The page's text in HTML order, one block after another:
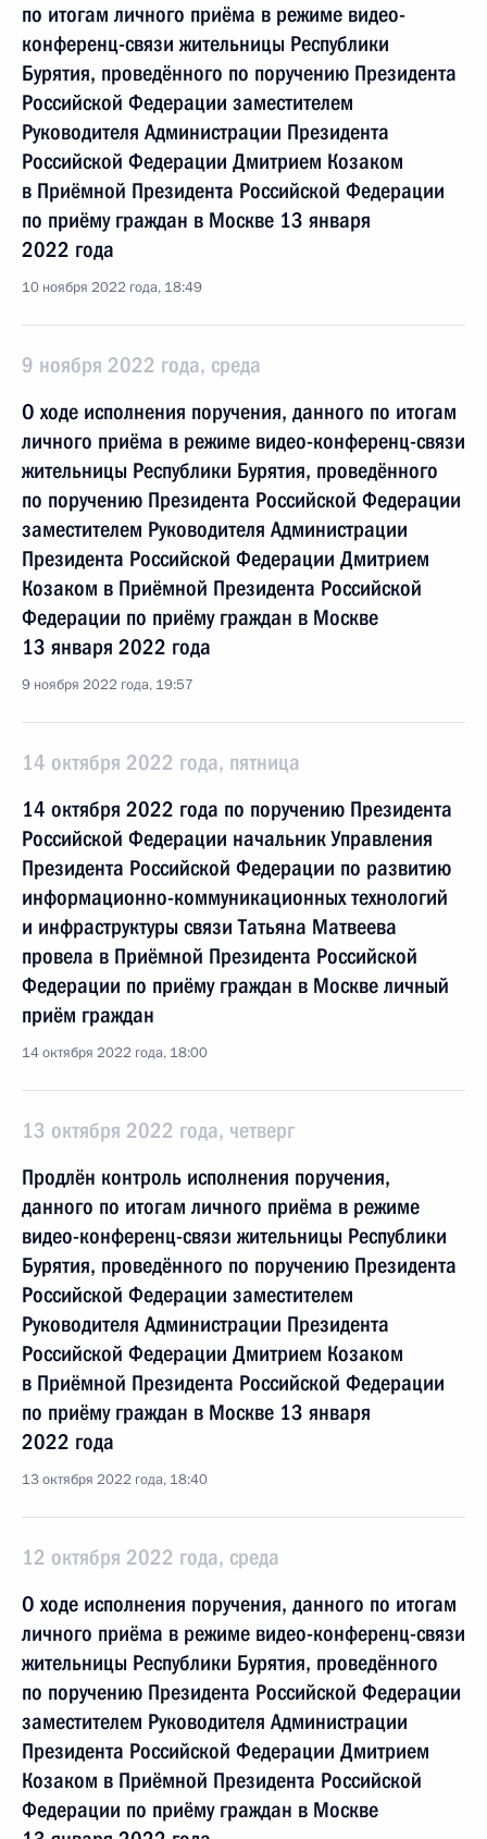
по итогам личного приёма в режиме видео-
конференц-связи жительницы Республики
Бурятия, проведённого по поручению Президента
Российской Федерации заместителем
Руководителя Администрации Президента
Российской Федерации Дмитрием Козаком
в Приёмной Президента Российской Федерации
по приёму граждан в Москве 13 января
2022 года
10 ноября 2022 года, 18:49
9 ноября 2022 года, среда
О ходе исполнения поручения, данного по итогам
личного приёма в режиме видео-конференц-связи
жительницы Республики Бурятия, проведённого
по поручению Президента Российской Федерации
заместителем Руководителя Администрации
Президента Российской Федерации Дмитрием
Козаком в Приёмной Президента Российской
Федерации по приёму граждан в Москве
13 января 2022 года
9 ноября 2022 года, 19:57
14 октября 2022 года, пятница
14 октября 2022 года по поручению Президента
Российской Федерации начальник Управления
Президента Российской Федерации по развитию
информационно-коммуникационных технологий
и инфраструктуры связи Татьяна Матвеева
провела в Приёмной Президента Российской
Федерации по приёму граждан в Москве личный
приём граждан
14 октября 2022 года, 18:00
13 октября 2022 года, четверг
Продлён контроль исполнения поручения,
данного по итогам личного приёма в режиме
видео-конференц-связи жительницы Республики
Бурятия, проведённого по поручению Президента
Российской Федерации заместителем
Руководителя Администрации Президента
Российской Федерации Дмитрием Козаком
в Приёмной Президента Российской Федерации
по приёму граждан в Москве 13 января
2022 года
13 октября 2022 года, 18:40
12 октября 2022 года, среда
О ходе исполнения поручения, данного по итогам
личного приёма в режиме видео-конференц-связи
жительницы Республики Бурятия, проведённого
по поручению Президента Российской Федерации
заместителем Руководителя Администрации
Президента Российской Федерации Дмитрием
Козаком в Приёмной Президента Российской
Федерации по приёму граждан в Москве